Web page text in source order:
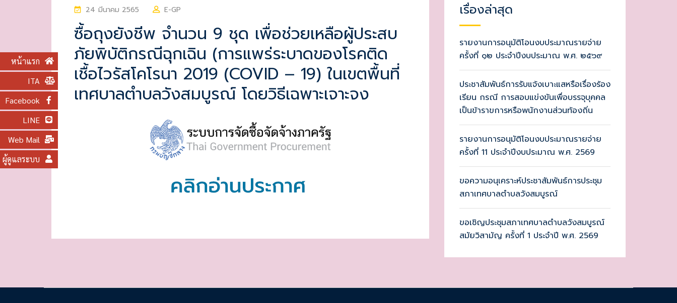
หน้าแรก
ITA
Facebook
LINE
Web Mail
ผู้ดูแลระบบ
P
O
S
T
E
D
N
24 มีนาคม 2565 E-GP
ซื้อถุงยังชีพ จำนวน 9 ชุด เพื่อช่วยเหลือผู้ประสบ
ภัยพิบัติกรณีฉุกเฉิน (การแพร่ระบาดของโรคติด
เชื้อไวรัสโคโรนา 2019 (COVID – 19) ในเขตพื้นที่
เทศบาลตำบลวังสมบูรณ์ โดยวิธีเฉพาะเจาะจง
เรื่องล่าสุด
รายงานการอนุมัติโอนงบประมาณรายจ่าย
ครั้งที่ ๑๒ ประจำปีงบประมาณ พ.ศ. ๒๕๖๙
ประชาสัมพันธ์การรับแจ้งเบาะแสหรือเรื่องร้อง
เรียน กรณี การสอบแข่งขันเพื่อบรรจุบุคคล
เป็นข้าราขการหรือพนักงานส่วนท้องถิ่น
รายงานการอนุมัติโอนงบประมาณรายจ่าย
ครั้งที่ 11 ประจำปีงบประมาณ พ.ศ. 2569
ขอความอนุเคราะห์ประชาสัมพันธ์การประชุม
สภาเทศบาลตำบลวังสมบูรณ์
ขอเชิญประชุมสภาเทศบาลตำบลวังสมบูรณ์
สมัยวิสามัญ ครั้งที่ 1 ประจำปี พ.ศ. 2569